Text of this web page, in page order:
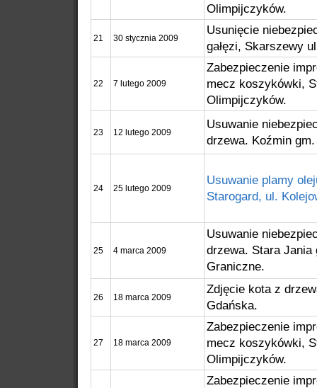
Olimpijczyków.
21 30 stycznia 2009
Usunięcie
gałęzi, Skarszewy
22 7 lutego 2009
Zabezpieczenie
mecz koszykówki,
Olimpijczyków.
23 12 lutego 2009
Usuwanie
drzewa. Koźmin
24 25 lutego 2009
Usuwanie plamy
Starogard, ul.
25 4 marca 2009
Usuwanie
drzewa. Stara Jania
Graniczne.
26 18 marca 2009
Zdjęcie kota z
Gdańska.
27 18 marca 2009
Zabezpieczenie
mecz koszykówki,
Olimpijczyków.
Zabezpieczenie